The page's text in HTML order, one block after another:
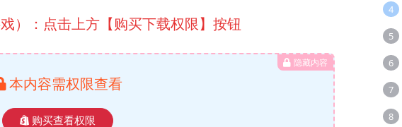
）：点击上方【购买下载权限】按钮
隐藏内容
本内容需权限查看
购买查看权限
4
5
6
7
8